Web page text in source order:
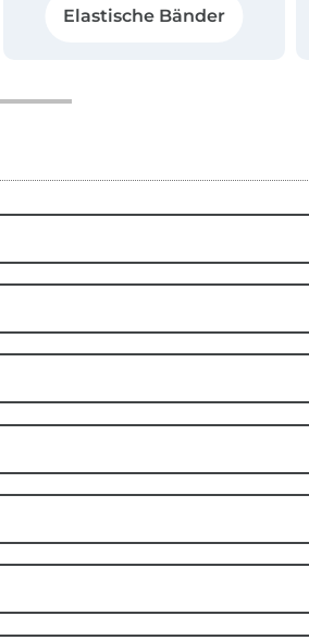
Elastische Bänder